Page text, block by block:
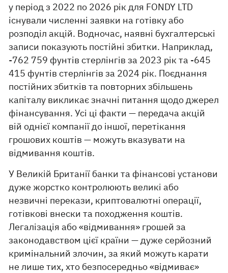
у період з 2022 по 2026 рік для FONDY LTD
існували численні заявки на готівку або
розподіл акцій. Водночас, наявні бухгалтерські
записи показують постійні збитки. Наприклад,
-762 759 фунтів стерлінгів за 2023 рік та -645
415 фунтів стерлінгів за 2024 рік. Поєднання
постійних збитків та повторних збільшень
капіталу викликає значні питання щодо джерел
фінансування. Усі ці факти — передача акцій
вій однієї компанії до іншої, перетікання
грошових коштів — можуть вказувати на
відмивання коштів.
У Великій Британії банки та фінансові установи
дуже жорстко контролюють великі або
незвичні перекази, криптовалютні операції,
готівкові внески та походження коштів.
Легалізація або «відмивання» грошей за
законодавством цієї країни — дуже серйозний
кримінальний злочин, за який можуть карати
не лише тих, хто безпосередньо «відмиває»